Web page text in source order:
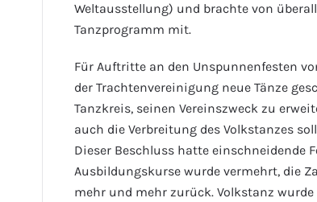
Weltausstellung) und brachte von
Tanzprogramm mit.
Für Auftritte an den Unspunnenfesten
der Trachtenvereinigung neue Tänze
Tanzkreis, seinen Vereinszweck zu
auch die Verbreitung des Volkstanzes
Dieser Beschluss hatte einschneidende
Ausbildungskurse wurde vermehrt, die
mehr und mehr zurück. Volkstanz